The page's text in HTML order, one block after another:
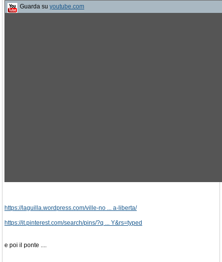
Guarda su youtube.com
https://laguilla.wordpress.com/ville-no ... a-liberta/
https://it.pinterest.com/search/pins/?q ... Y&rs=typed
e poi il ponte ....